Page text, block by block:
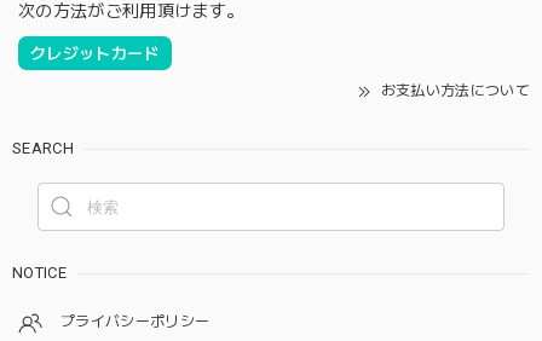
次の方法がご利用頂けます。
クレジットカード
お支払い方法について
SEARCH
NOTICE
プライバシーポリシー